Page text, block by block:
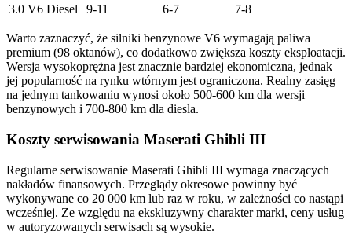
3.0 V6 Diesel
9-11 6-7 7-8
Warto zaznaczyć, że silniki benzynowe V6 wymagają paliwa
premium (98 oktanów), co dodatkowo zwiększa koszty eksploatacji.
Wersja wysokoprężna jest znacznie bardziej ekonomiczna, jednak
jej popularność na rynku wtórnym jest ograniczona. Realny zasięg
na jednym tankowaniu wynosi około 500-600 km dla wersji
benzynowych i 700-800 km dla diesla.
Koszty serwisowania Maserati Ghibli III
Regularne serwisowanie Maserati Ghibli III wymaga znaczących
nakładów finansowych. Przeglądy okresowe powinny być
wykonywane co 20 000 km lub raz w roku, w zależności co nastąpi
wcześniej. Ze względu na ekskluzywny charakter marki, ceny usług
w autoryzowanych serwisach są wysokie.